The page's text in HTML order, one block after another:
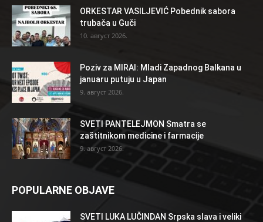
ORKESTAR VASILJEVIĆ Pobednik sabora
trubača u Guči
10. август 2026.
Poziv za MIRAI: Mladi Zapadnog Balkana u
januaru putuju u Japan
9. август 2026.
SVETI PANTELEJMON Smatra se
zaštitnikom medicine i farmacije
9. август 2026.
POPULARNE OBJAVE
SVETI LUKA LUČINDAN Srpska slava i veliki